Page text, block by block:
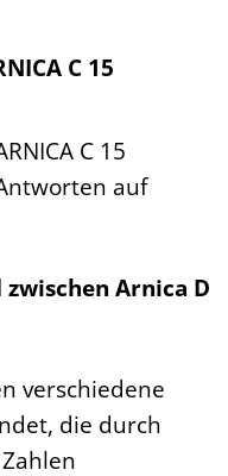
C 15
C 15
auf
Arnica D
verschiedene
die durch